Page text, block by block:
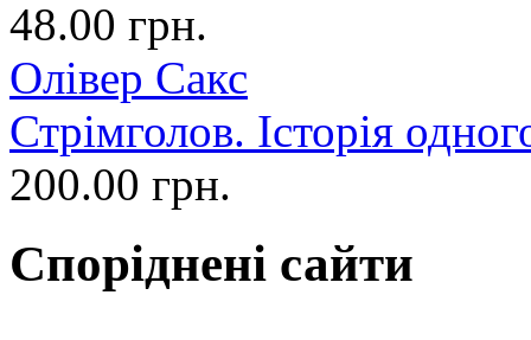
48.00 грн.
Олівер Сакс
Стрімголов. Історія
200.00 грн.
Споріднені сайти